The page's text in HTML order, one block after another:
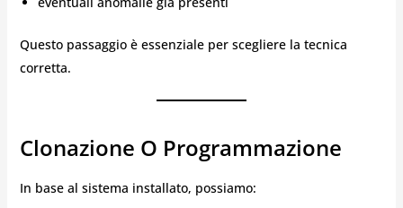
Questo passaggio è essenziale per scegliere la tecnica
corretta.
Clonazione O Programmazione
In base al sistema installato, possiamo: